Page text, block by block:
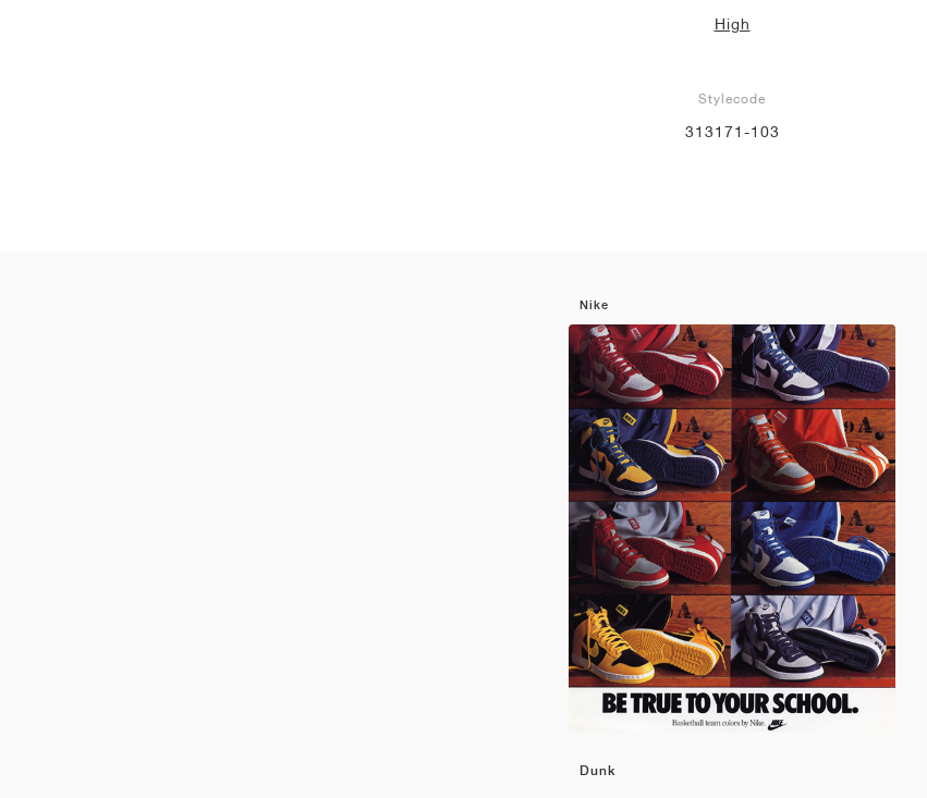
High
Stylecode
313171-103
Nike
Dunk